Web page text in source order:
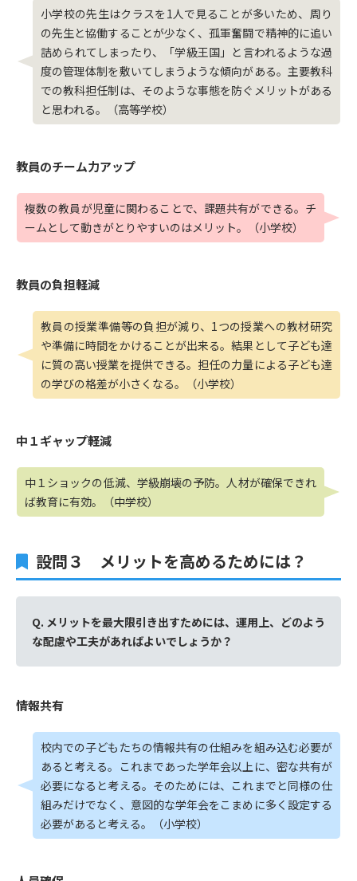
小学校の先生はクラスを1人で見ることが多いため、周り
の先生と協働することが少なく、孤軍奮闘で精神的に追い
詰められてしまったり、「学級王国」と言われるような過
度の管理体制を敷いてしまうような傾向がある。主要教科
での教科担任制は、そのような事態を防ぐメリットがある
と思われる。（高等学校）
教員のチーム力アップ
複数の教員が児童に関わることで、課題共有ができる。チ
ームとして動きがとりやすいのはメリット。（小学校）
教員の負担軽減
教員の授業準備等の負担が減り、1つの授業への教材研究
や準備に時間をかけることが出来る。結果として子ども達
に質の高い授業を提供できる。担任の力量による子ども達
の学びの格差が小さくなる。（小学校）
中１ギャップ軽減
中１ショックの低減、学級崩壊の予防。人材が確保できれ
ば教育に有効。（中学校）
設問３ メリットを高めるためには？
Q. メリットを最大限引き出すためには、運用上、どのよう
な配慮や工夫があればよいでしょうか？
情報共有
校内での子どもたちの情報共有の仕組みを組み込む必要が
あると考える。これまであった学年会以上に、密な共有が
必要になると考える。そのためには、これまでと同様の仕
組みだけでなく、意図的な学年会をこまめに多く設定する
必要があると考える。（小学校）